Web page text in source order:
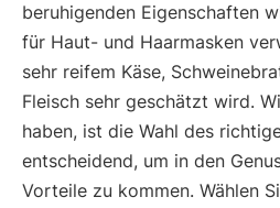
beruhigenden Eigenschaften
für Haut- und Haarmasken
sehr reifem Käse,
Fleisch sehr geschätzt wird.
haben, ist die Wahl des
entscheidend, um in den
Vorteile zu kommen. Wählen